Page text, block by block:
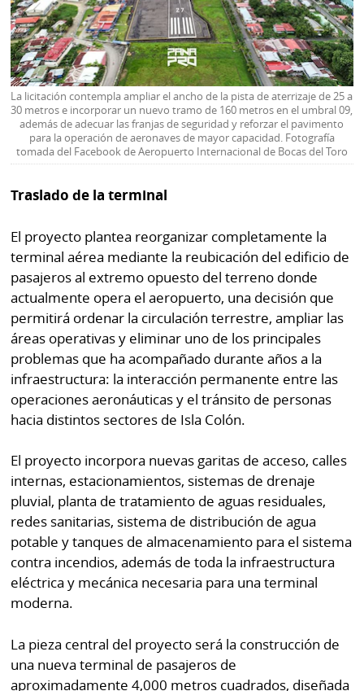
La licitación contempla ampliar el ancho de la pista de aterrizaje de 25 a
30 metros e incorporar un nuevo tramo de 160 metros en el umbral 09,
además de adecuar las franjas de seguridad y reforzar el pavimento
para la operación de aeronaves de mayor capacidad. Fotografía
tomada del Facebook de Aeropuerto Internacional de Bocas del Toro
Traslado de la terminal
El proyecto plantea reorganizar completamente la
terminal aérea mediante la reubicación del edificio de
pasajeros al extremo opuesto del terreno donde
actualmente opera el aeropuerto, una decisión que
permitirá ordenar la circulación terrestre, ampliar las
áreas operativas y eliminar uno de los principales
problemas que ha acompañado durante años a la
infraestructura: la interacción permanente entre las
operaciones aeronáuticas y el tránsito de personas
hacia distintos sectores de Isla Colón.
El proyecto incorpora nuevas garitas de acceso, calles
internas, estacionamientos, sistemas de drenaje
pluvial, planta de tratamiento de aguas residuales,
redes sanitarias, sistema de distribución de agua
potable y tanques de almacenamiento para el sistema
contra incendios, además de toda la infraestructura
eléctrica y mecánica necesaria para una terminal
moderna.
La pieza central del proyecto será la construcción de
una nueva terminal de pasajeros de
aproximadamente 4,000 metros cuadrados, diseñada